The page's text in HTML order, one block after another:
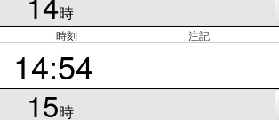
時
時刻 注記
14:54
15時